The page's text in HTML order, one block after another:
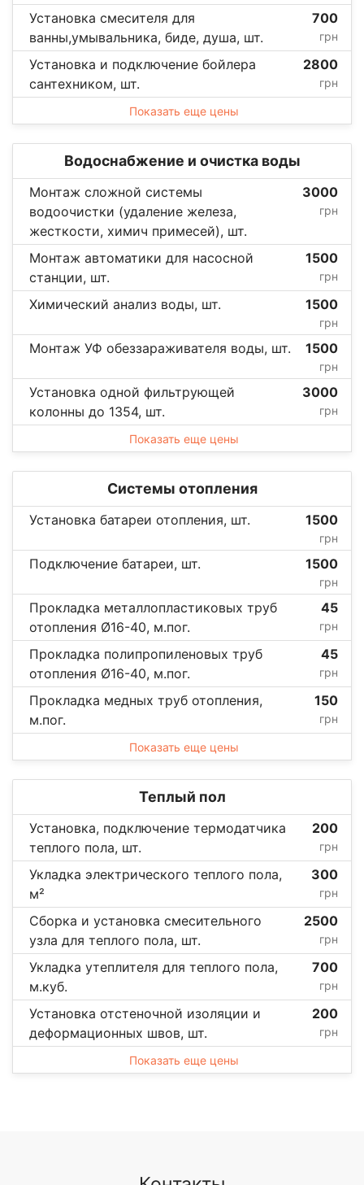
Установка смесителя для
ванны,умывальника, биде, душа, шт.
700
грн
Установка и подключение бойлера
сантехником, шт.
2800
грн
Показать еще цены
Водоснабжение и очистка воды
Монтаж сложной системы
водоочистки (удаление железа,
жесткости, химич примесей), шт.
3000
грн
Монтаж автоматики для насосной
станции, шт.
1500
грн
Химический анализ воды, шт. 1500
грн
Монтаж УФ обеззараживателя воды, шт. 1500
грн
Установка одной фильтрующей
колонны до 1354, шт.
3000
грн
Показать еще цены
Системы отопления
Установка батареи отопления, шт. 1500
грн
Подключение батареи, шт. 1500
грн
Прокладка металлопластиковых труб
отопления Ø16-40, м.пог.
45
грн
Прокладка полипропиленовых труб
отопления Ø16-40, м.пог.
45
грн
Прокладка медных труб отопления,
м.пог.
150
грн
Показать еще цены
Теплый пол
Установка, подключение термодатчика
теплого пола, шт.
200
грн
Укладка электрического теплого пола,
м²
300
грн
Сборка и установка смесительного
узла для теплого пола, шт.
2500
грн
Укладка утеплителя для теплого пола,
м.куб.
700
грн
Установка отстеночной изоляции и
деформационных швов, шт.
200
грн
Показать еще цены